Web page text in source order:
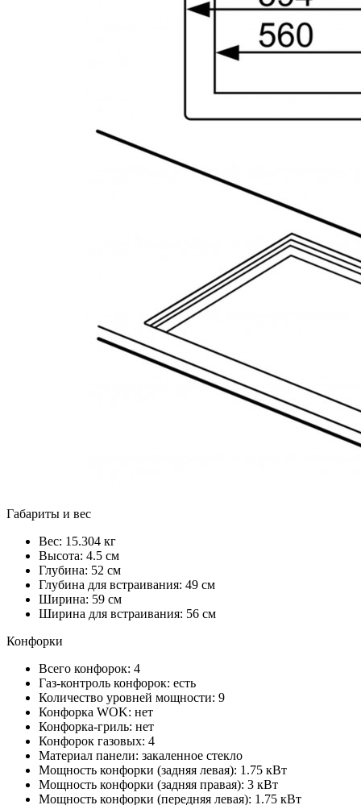
Габариты и вес
Вес: 15.304 кг
Высота: 4.5 см
Глубина: 52 см
Глубина для встраивания: 49 см
Ширина: 59 см
Ширина для встраивания: 56 см
Конфорки
Всего конфорок: 4
Газ-контроль конфорок: есть
Количество уровней мощности: 9
Конфорка WOK: нет
Конфорка-гриль: нет
Конфорок газовых: 4
Материал панели: закаленное стекло
Мощность конфорки (задняя левая): 1.75 кВт
Мощность конфорки (задняя правая): 3 кВт
Мощность конфорки (передняя левая): 1.75 кВт